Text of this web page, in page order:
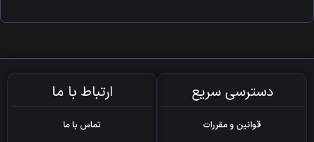
دسترسی سریع
قوانین و مقررات
ارتباط با ما
تماس با ما